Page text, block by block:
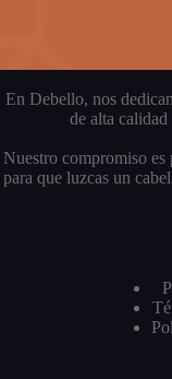
En Debello, nos
de alta
Nuestro compromiso es
para que luzcas un